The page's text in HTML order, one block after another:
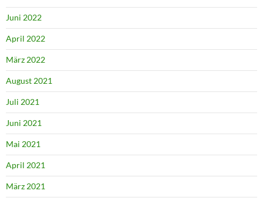
Juni 2022
April 2022
März 2022
August 2021
Juli 2021
Juni 2021
Mai 2021
April 2021
März 2021